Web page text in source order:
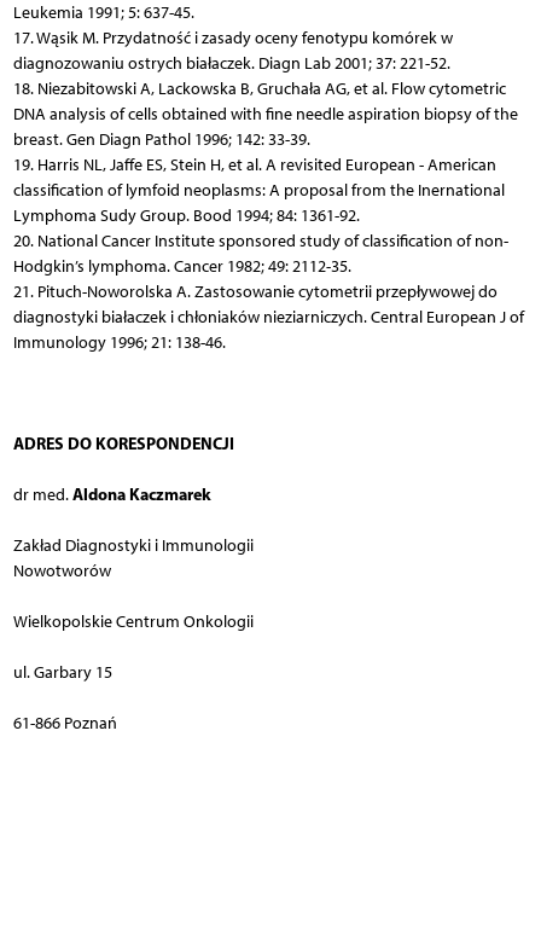
Leukemia 1991; 5: 637-45.
17. Wąsik M. Przydatność i zasady oceny fenotypu komórek w
diagnozowaniu ostrych białaczek. Diagn Lab 2001; 37: 221-52.
18. Niezabitowski A, Lackowska B, Gruchała AG, et al. Flow cytometric
DNA analysis of cells obtained with fine needle aspiration biopsy of the
breast. Gen Diagn Pathol 1996; 142: 33-39.
19. Harris NL, Jaffe ES, Stein H, et al. A revisited European - American
classification of lymfoid neoplasms: A proposal from the Inernational
Lymphoma Sudy Group. Bood 1994; 84: 1361-92.
20. National Cancer Institute sponsored study of classification of non-
Hodgkin’s lymphoma. Cancer 1982; 49: 2112-35.
21. Pituch-Noworolska A. Zastosowanie cytometrii przepływowej do
diagnostyki białaczek i chłoniaków nieziarniczych. Central European J of
Immunology 1996; 21: 138-46.
ADRES DO KORESPONDENCJI
dr med.Aldona Kaczmarek
Zakład Diagnostyki i Immunologii
Nowotworów
Wielkopolskie Centrum Onkologii
ul. Garbary 15
61-866 Poznań